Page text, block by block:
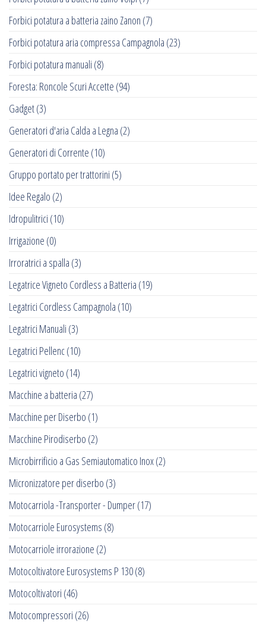
Forbici potatura a batteria zaino Zanon (7)
Forbici potatura aria compressa Campagnola (23)
Forbici potatura manuali (8)
Foresta: Roncole Scuri Accette (94)
Gadget(3)
Generatori d'aria Calda a Legna (2)
Generatori di Corrente (10)
Gruppo portato per trattorini (5)
Idee Regalo (2)
Idropulitrici (10)
Irrigazione (0)
Irroratrici a spalla (3)
Legatrice Vigneto Cordless a Batteria (19)
Legatrici Cordless Campagnola (10)
Legatrici Manuali (3)
Legatrici Pellenc(10)
Legatrici vigneto (14)
Macchine a batteria (27)
Macchine per Diserbo (1)
Macchine Pirodiserbo (2)
Microbirrificio a Gas Semiautomatico Inox(2)
Micronizzatore per diserbo (3)
Motocarriola -Transporter - Dumper(17)
Motocarriole Eurosystems (8)
Motocarriole irrorazione (2)
Motocoltivatore Eurosystems P 130(8)
Motocoltivatori (46)
Motocompressori (26)